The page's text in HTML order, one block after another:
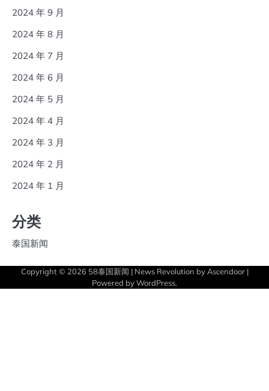
2024 年 9 月
2024 年 8 月
2024 年 7 月
2024 年 6 月
2024 年 5 月
2024 年 4 月
2024 年 3 月
2024 年 2 月
2024 年 1 月
分类
泰国新闻
Copyright © 2026 58泰国新闻 | News Revolution by Ascendoor|
Powered byWordPress.